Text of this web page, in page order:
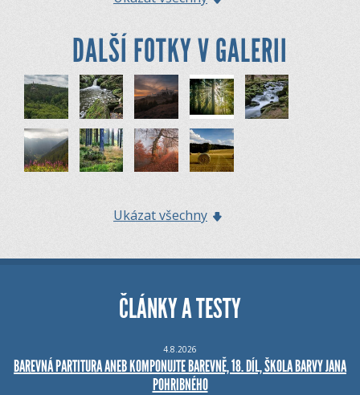
DALŠÍ FOTKY V GALERII
Ukázat všechny
ČLÁNKY A TESTY
4.8.2026
BAREVNÁ PARTITURA ANEB KOMPONUJTE BAREVNĚ, 18. DÍL, ŠKOLA BARVY JANA
POHRIBNÉHO